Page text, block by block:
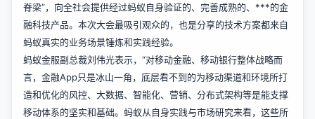
脊梁”，向全社会提供经过蚂蚁自身验证的、完善成熟的、***的金
融科技产品。本次大会最吸引观众的，也是分享的技术方案都来自
蚂蚁真实的业务场景锤炼和实践经验。
蚂蚁金服副总裁刘伟光表示，“对移动金融、移动银行整体战略而
言，金融App只是冰山一角，底层看不到的为移动渠道和环境所打
造和优化的风控、大数据、智能化、营销、分布式架构等是能支撑
移动体系的坚实和基础。蚂蚁从自身实践与市场研究来看，这些所